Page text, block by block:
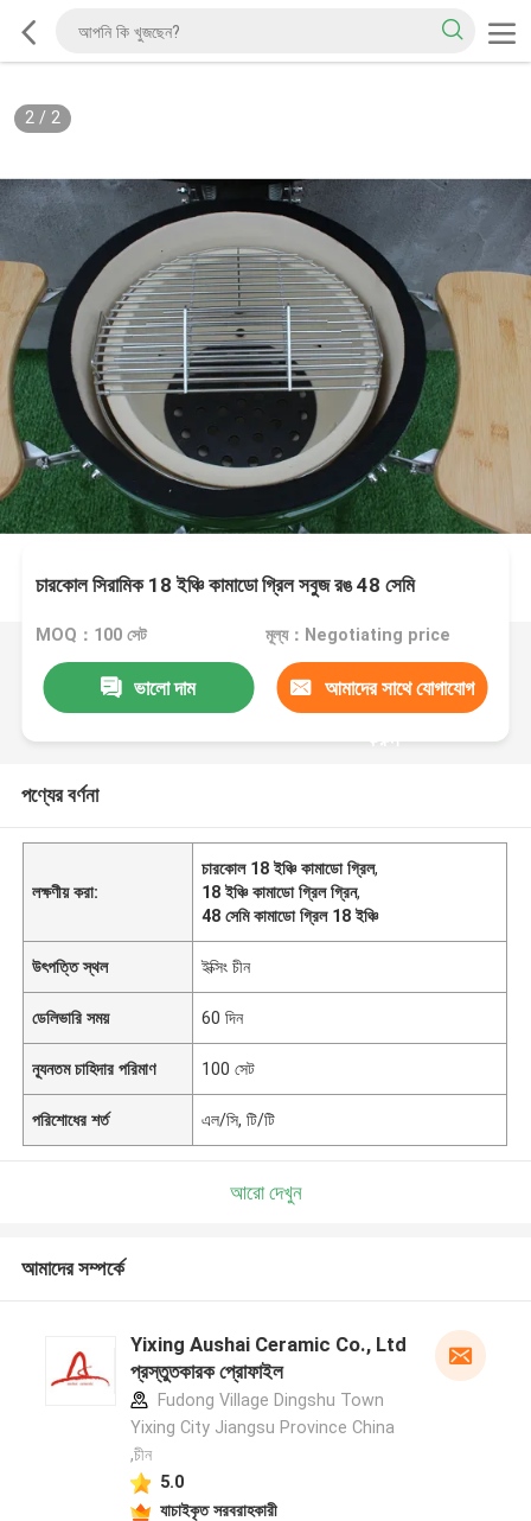
2/ 2
চারকোল সিরামিক 18 ইঞ্চি কামাডো গ্রিল সবুজ রঙ 48 সেমি
MOQ：100 সেট মূল্য：Negotiating price
ভালো দাম আমাদের সাথে যোগাযোগ
করুন
পণ্যের বর্ণনা
লক্ষণীয় করা:
চারকোল 18 ইঞ্চি কামাডো গ্রিল,
18 ইঞ্চি কামাডো গ্রিল গ্রিন,
48 সেমি কামাডো গ্রিল 18 ইঞ্চি
উৎপত্তি স্থল ইক্সিং চীন
ডেলিভারি সময় 60 দিন
ন্যূনতম চাহিদার পরিমাণ 100 সেট
পরিশোধের শর্ত এল/সি, টি/টি
আরো দেখুন
আমাদের সম্পর্কে
Yixing Aushai Ceramic Co., Ltd
প্রস্তুতকারক প্রোফাইল
Fudong Village Dingshu Town
Yixing City Jiangsu Province China
,চীন
5.0
যাচাইকৃত সরবরাহকারী